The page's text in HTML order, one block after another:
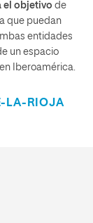
el objetivo de
que puedan
entidades
un espacio
Iberoamérica.
LA-RIOJA